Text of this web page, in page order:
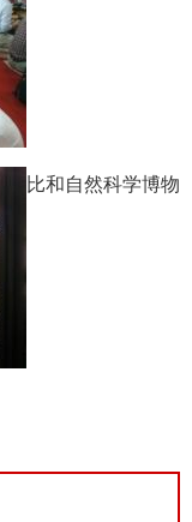
比和自然科学博物